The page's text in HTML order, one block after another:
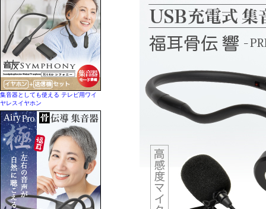
集音器としても使える テレビ用ワイ
ヤレスイヤホン